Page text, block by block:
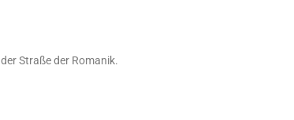
Straße der Romanik.